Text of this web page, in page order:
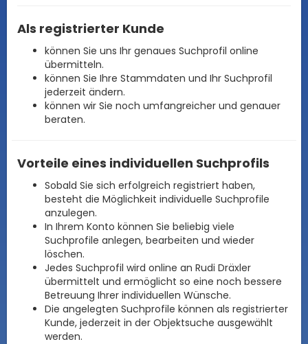
Als registrierter Kunde
können Sie uns Ihr genaues Suchprofil online
übermitteln.
können Sie Ihre Stammdaten und Ihr Suchprofil
jederzeit ändern.
können wir Sie noch umfangreicher und genauer
beraten.
Vorteile eines individuellen Suchprofils
Sobald Sie sich erfolgreich registriert haben,
besteht die Möglichkeit individuelle Suchprofile
anzulegen.
In Ihrem Konto können Sie beliebig viele
Suchprofile anlegen, bearbeiten und wieder
löschen.
Jedes Suchprofil wird online an Rudi Dräxler
übermittelt und ermöglicht so eine noch bessere
Betreuung Ihrer individuellen Wünsche.
Die angelegten Suchprofile können als registrierter
Kunde, jederzeit in der Objektsuche ausgewählt
werden.